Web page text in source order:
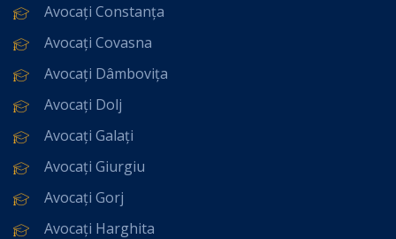
Avocați Constanța
Avocați Covasna
Avocați Dâmbovița
Avocați Dolj
Avocați Galați
Avocați Giurgiu
Avocați Gorj
Avocați Harghita